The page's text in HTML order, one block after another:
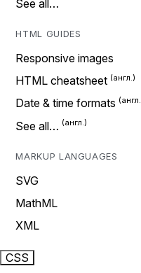
See all…
HTML GUIDES
Responsive images
HTML cheatsheet
Date & time formats
See all…
MARKUP LANGUAGES
SVG
MathML
XML
CSS